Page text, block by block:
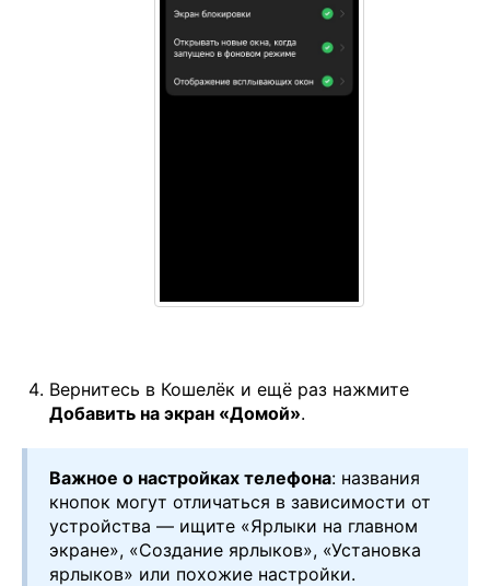
Вернитесь в Кошелёк и ещё раз нажмите
Добавить на экран «Домой».
Важное о настройках телефона: названия
кнопок могут отличаться в зависимости от
устройства — ищите «Ярлыки на главном
экране», «Создание ярлыков», «Установка
ярлыков» или похожие настройки.